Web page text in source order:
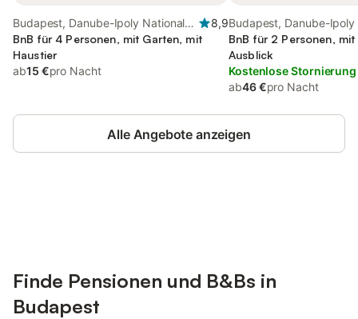
Budapest, Danube-Ipoly National
Park
8,9
BnB für 4 Personen, mit Garten, mit
Haustier
ab15 €pro Nacht
Budapest, Danube-Ipoly
Park
BnB für 2 Personen,
Ausblick
Kostenlose Stornierung
ab46 €pro Nacht
Alle Angebote anzeigen
Finde Pensionen und B&Bs in
Budapest